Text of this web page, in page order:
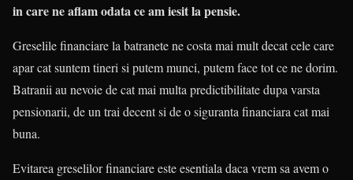
in care ne aflam odata ce am iesit la pensie.
Greselile financiare la batranete ne costa mai mult decat cele care
apar cat suntem tineri si putem munci, putem face tot ce ne dorim.
Batranii au nevoie de cat mai multa predictibilitate dupa varsta
pensionarii, de un trai decent si de o siguranta financiara cat mai
buna.
Evitarea greselilor financiare este esentiala daca vrem sa avem o